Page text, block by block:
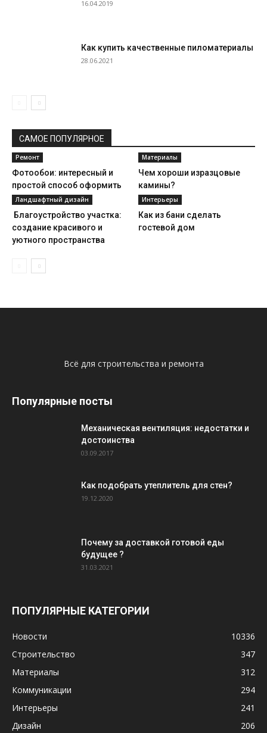
16.04.2019
Как купить качественные пиломатериалы
28.06.2021
САМОЕ ПОПУЛЯРНОЕ
Ремонт
Фотообои: интересный и
простой способ оформить
комнату
Материалы
Чем хороши изразцовые
камины?
Ландшафтный дизайн
Благоустройство участка:
создание красивого и
уютного пространства
Интерьеры
Как из бани сделать
гостевой дом
Всё для строительства и ремонта
Популярные посты
Механическая вентиляция: недостатки и
достоинства
03.09.2017
Как подобрать утеплитель для стен?
19.12.2020
Почему за доставкой готовой еды
будущее ?
31.03.2021
ПОПУЛЯРНЫЕ КАТЕГОРИИ
Новости
10336
Строительство
347
Материалы
312
Коммуникации
294
Интерьеры
241
Дизайн
206